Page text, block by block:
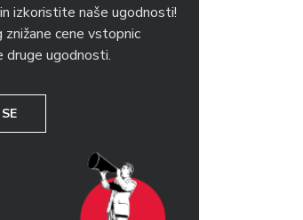
izkoristite naše ugodnosti!
cene vstopnic
druge ugodnosti.
VČLANITE SE